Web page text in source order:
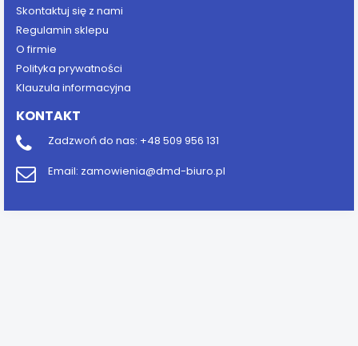
Skontaktuj się z nami
Regulamin sklepu
O firmie
Polityka prywatności
Klauzula informacyjna
KONTAKT
Zadzwoń do nas: +48 509 956 131
Email: zamowienia@dmd-biuro.pl